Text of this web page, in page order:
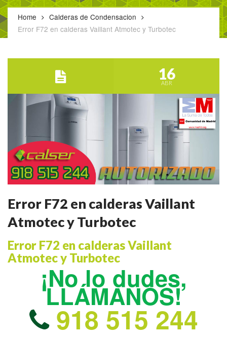
Home
Calderas de Condensacion
Error F72 en calderas Vaillant Atmotec y Turbotec
16
ABR
Error F72 en calderas Vaillant
Atmotec y Turbotec
Error F72 en calderas Vaillant
Atmotec y Turbotec
¡No lo dudes,
LLÁMANOS!
918 515 244